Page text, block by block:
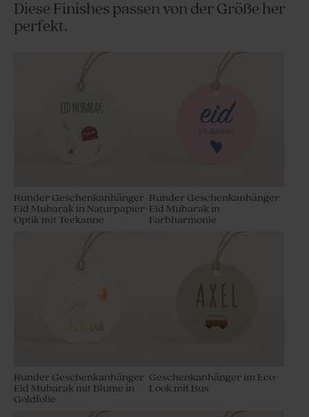
Diese Finishes passen von der Größe her
perfekt.
Runder Geschenkanhänger
Eid Mubarak in Naturpapier-
Optik mit Teekanne
Runder Geschenkanhänger
Eid Mubarak in
Farbharmonie
Runder Geschenkanhänger
Eid Mubarak mit Blume in
Goldfolie
Geschenkanhänger im Eco-
Look mit Bus